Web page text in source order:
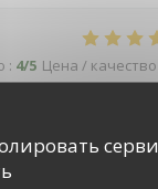
: 4/5 Цена / качество